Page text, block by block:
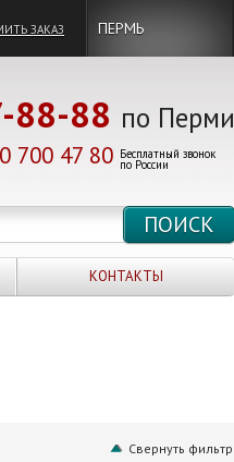
ЗАКАЗ ПЕРМЬ
88-88 по Перми
700 47 80 Бесплатный звонок
по России
КОНТАКТЫ
Свернуть фильтр